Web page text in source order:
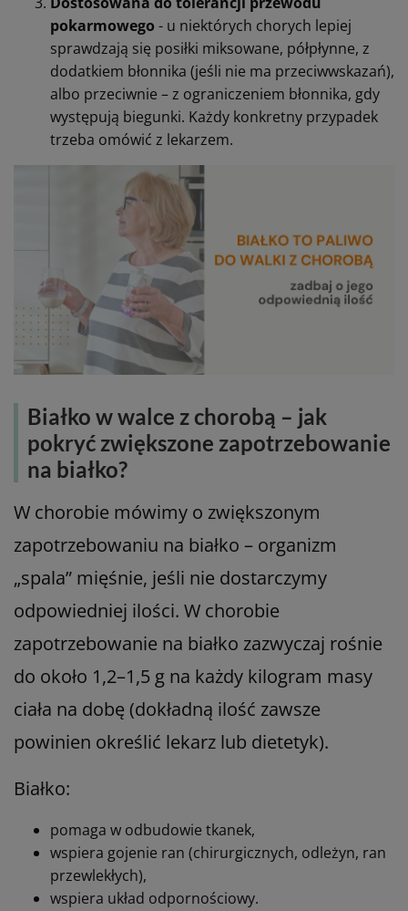
pokarmowego - u niektórych chorych lepiej
sprawdzają się posiłki miksowane, półpłynne, z
dodatkiem błonnika (jeśli nie ma przeciwwskazań),
albo przeciwnie – z ograniczeniem błonnika, gdy
występują biegunki. Każdy konkretny przypadek
trzeba omówić z lekarzem.
Białko w walce z chorobą – jak
pokryć zwiększone zapotrzebowanie
na białko?
W chorobie mówimy o zwiększonym
zapotrzebowaniu na białko – organizm
„spala” mięśnie, jeśli nie dostarczymy
odpowiedniej ilości. W chorobie
zapotrzebowanie na białko zazwyczaj rośnie
do około 1,2–1,5 g na każdy kilogram masy
ciała na dobę (dokładną ilość zawsze
powinien określić lekarz lub dietetyk).
Białko:
pomaga w odbudowie tkanek,
wspiera gojenie ran (chirurgicznych, odleżyn, ran
przewlekłych),
wspiera układ odpornościowy.